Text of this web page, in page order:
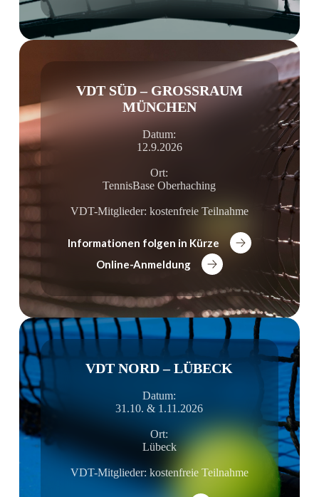
VDT SÜD – GROSSRAUM M
ÜNCHEN
Datum:
12.9.2026
Ort:
TennisBase Oberhaching
VDT-Mitglieder: kostenfreie Teilnahme
Informationen folgen in Kürze
Online-Anmeldung
VDT NORD – LÜBECK
Datum:
31.10. & 1.11.2026
Ort:
Lübeck
VDT-Mitglieder: kostenfreie Teilnahme